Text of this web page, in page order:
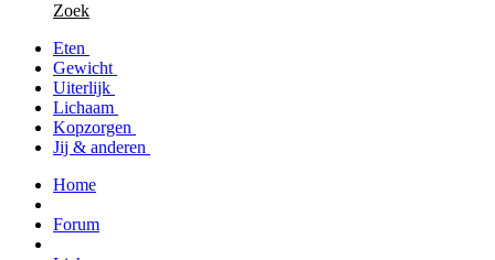
Zoek
Eten
Gewicht
Uiterlijk
Lichaam
Kopzorgen
Jij & anderen
Home
Forum